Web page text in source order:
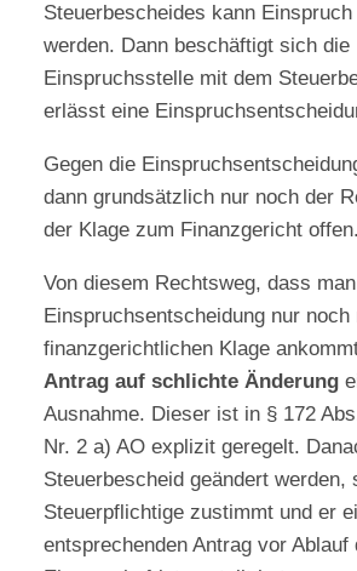
Steuerbescheides kann Einspruch
werden. Dann beschäftigt sich die
Einspruchsstelle mit dem
erlässt eine
Gegen die
dann grundsätzlich nur noch der
der Klage zum Finanzgericht offen.
Von diesem Rechtsweg, dass
Einspruchsentscheidung nur noch
finanzgerichtlichen Klage
Antrag auf schlichte Änderung
Ausnahme. Dieser ist in § 172
Nr. 2 a) AO explizit geregelt.
Steuerbescheid geändert werden,
Steuerpflichtige zustimmt und er
entsprechenden Antrag vor Ablauf